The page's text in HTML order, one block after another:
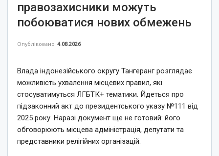
правозахисники можуть
побоюватися нових обмежень
Опубліковано 4.08.2026
Влада індонезійського округу Тангеранг розглядає
можливість ухвалення місцевих правил, які
стосуватимуться ЛГБТК+ тематики. Йдеться про
підзаконний акт до президентського указу №111 від
2025 року. Наразі документ ще не готовий: його
обговорюють місцева адміністрація, депутати та
представники релігійних організацій.